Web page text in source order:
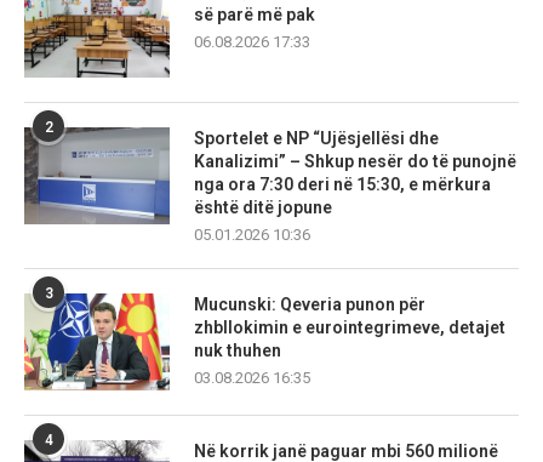
së parë më pak
06.08.2026 17:33
2
Sportelet e NP “Ujësjellësi dhe
Kanalizimi” – Shkup nesër do të punojnë
nga ora 7:30 deri në 15:30, e mërkura
është ditë jopune
05.01.2026 10:36
3
Mucunski: Qeveria punon për
zhbllokimin e eurointegrimeve, detajet
nuk thuhen
03.08.2026 16:35
4
Në korrik janë paguar mbi 560 milionë